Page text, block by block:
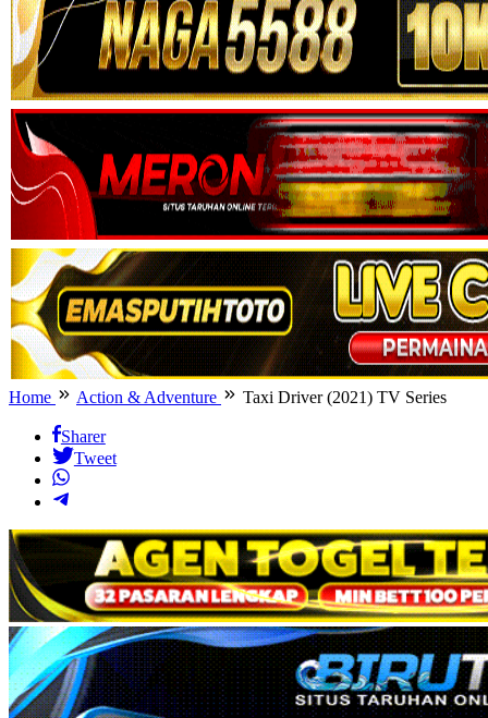
Home Action & Adventure Taxi Driver (2021) TV Series
Sharer
Tweet